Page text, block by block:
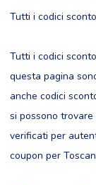
Tutti i codici
Tutti i codici
questa pagina
anche codici
si possono
verificati per
coupon per